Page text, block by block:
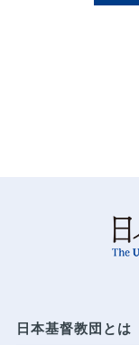
日本基督教団とは